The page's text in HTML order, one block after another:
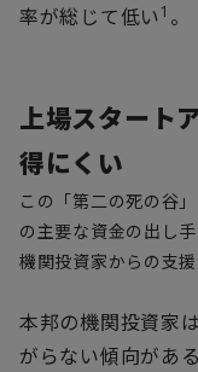
率が総じて低い1 。
上場スタート
得にくい
この「第二の死の谷
の主要な資金の出し
機関投資家からの支
本邦の機関投資家
がらない傾向があ